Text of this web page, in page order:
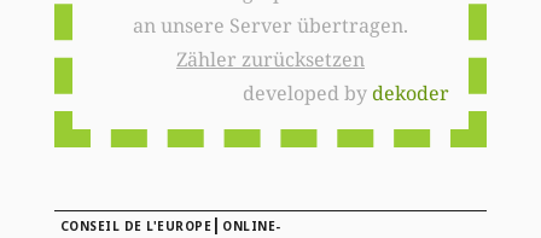
an unsere Server übertragen.
Zähler zurücksetzen
developed bydekoder
CONSEIL DE L'EUROPE | ONLINE-